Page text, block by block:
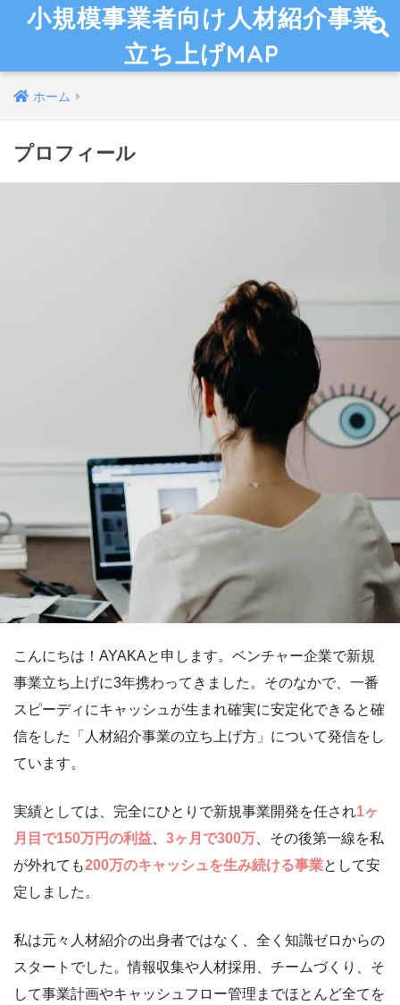
小規模事業者向け人材紹介事業
立ち上げMAP
ホーム
プロフィール
こんにちは！AYAKAと申します。ベンチャー企業で新規
事業立ち上げに3年携わってきました。そのなかで、一番
スピーディにキャッシュが生まれ確実に安定化できると確
信をした「人材紹介事業の立ち上げ方」について発信をし
ています。
実績としては、完全にひとりで新規事業開発を任され1ヶ
月目で150万円の利益
3ヶ月で300万 、その後第一線を私
が外れても200万のキャッシュを生み続ける事業として安
定しました。
私は元々人材紹介の出身者ではなく、全く知識ゼロからの
スタートでした。情報収集や人材採用、チームづくり、そ
して事業計画やキャッシュフロー管理までほとんど全てを